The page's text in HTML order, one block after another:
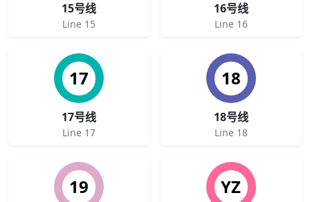
15号线
Line 15
16号线
Line 16
17
17号线
Line 17
18
18号线
Line 18
19 YZ